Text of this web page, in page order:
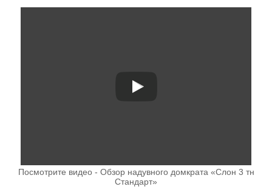
Посмотрите видео - Обзор надувного домкрата «Слон 3 тн
Стандарт»